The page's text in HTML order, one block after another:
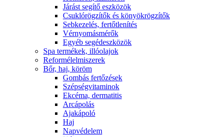
Járást segítő eszközök
Csuklórögzítők és könyökrögzítők
Sebkezelés, fertőtlenítés
Vérnyomásmérők
Egyéb segédeszközök
Spa termékek, illóolajok
Reformélelmiszerek
Bőr, haj, köröm
Gombás fertőzések
Szépségvitaminok
Ekcéma, dermatitis
Arcápolás
Ajakápoló
Haj
Napvédelem